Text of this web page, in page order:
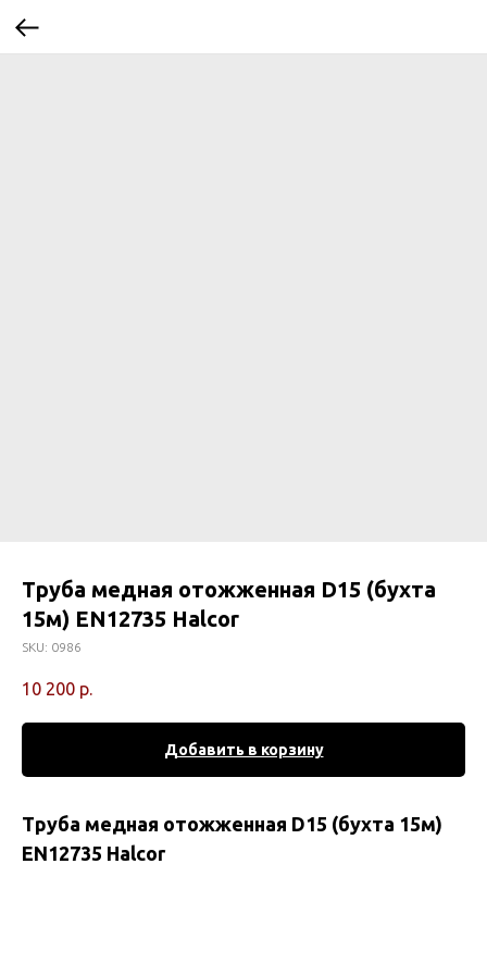
Труба медная отожженная D15 (бухта
15м) EN12735 Halcor
SKU: 0986
10 200 р.
Добавить в корзину
Труба медная отожженная D15 (бухта 15м)
EN12735 Halcor